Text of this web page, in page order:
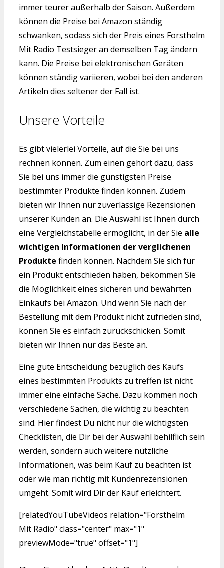
immer teurer außerhalb der Saison. Außerdem
können die Preise bei Amazon ständig
schwanken, sodass sich der Preis eines Forsthelm
Mit Radio Testsieger an demselben Tag ändern
kann. Die Preise bei elektronischen Geräten
können ständig variieren, wobei bei den anderen
Artikeln dies seltener der Fall ist.
Unsere Vorteile
Es gibt vielerlei Vorteile, auf die Sie bei uns
rechnen können. Zum einen gehört dazu, dass
Sie bei uns immer die günstigsten Preise
bestimmter Produkte finden können. Zudem
bieten wir Ihnen nur zuverlässige Rezensionen
unserer Kunden an. Die Auswahl ist Ihnen durch
eine Vergleichstabelle ermöglicht, in der Sie alle
wichtigen Informationen der verglichenen
Produkte finden können. Nachdem Sie sich für
ein Produkt entschieden haben, bekommen Sie
die Möglichkeit eines sicheren und bewährten
Einkaufs bei Amazon. Und wenn Sie nach der
Bestellung mit dem Produkt nicht zufrieden sind,
können Sie es einfach zurückschicken. Somit
bieten wir Ihnen nur das Beste an.
Eine gute Entscheidung bezüglich des Kaufs
eines bestimmten Produkts zu treffen ist nicht
immer eine einfache Sache. Dazu kommen noch
verschiedene Sachen, die wichtig zu beachten
sind. Hier findest Du nicht nur die wichtigsten
Checklisten, die Dir bei der Auswahl behilflich sein
werden, sondern auch weitere nützliche
Informationen, was beim Kauf zu beachten ist
oder wie man richtig mit Kundenrezensionen
umgeht. Somit wird Dir der Kauf erleichtert.
[relatedYouTubeVideos relation="Forsthelm
Mit Radio" class="center" max="1"
previewMode="true" offset="1"]